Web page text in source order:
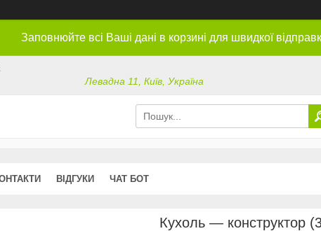
Заповнюйте всі Ваші дані в корзині для швидкої
Левадна 11, Київ, Україна
ВІДГУКИ ЧАТ БОТ
Кухоль — конструктор